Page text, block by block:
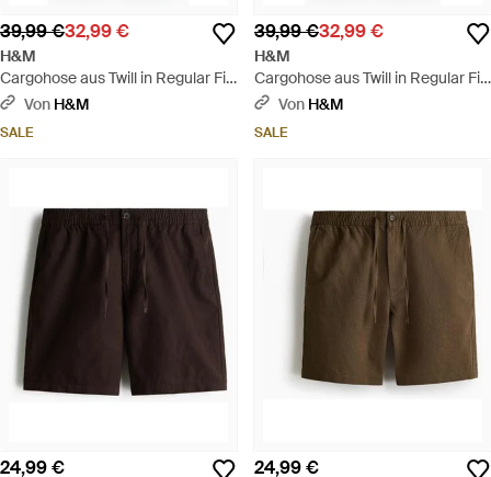
39,99 €32,99 €
H&M
Cargohose aus Twill in Regular Fit
- Grün
Von H&M
SALE
39,99 €32,99 €
H&M
Cargohose aus Twill in Regular Fit
- Schwarz
Von H&M
SALE
24,99 € 24,99 €